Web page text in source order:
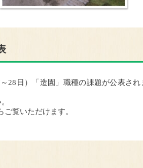
28日）「造園」職種の課題が公表され
覧いただけます。